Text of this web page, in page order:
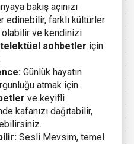
bakış açınızı
edinebilir, farklı kültürler
olabilir ve kendinizi
sohbetler için
Günlük hayatın
atmak için
ve keyifli
kafanızı dağıtabilir,
Sesli Mevsim, temel